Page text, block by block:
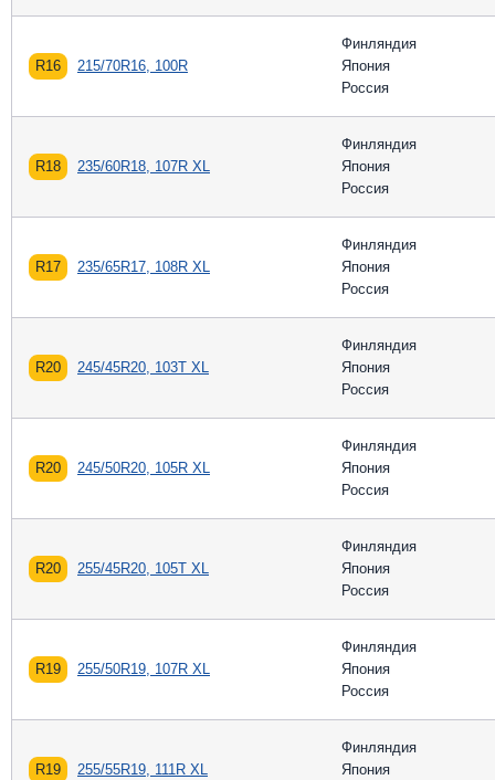
R16 215/70R16, 100R
Финляндия
Япония
Россия
R18 235/60R18, 107R XL
Финляндия
Япония
Россия
R17 235/65R17, 108R XL
Финляндия
Япония
Россия
R20 245/45R20, 103T XL
Финляндия
Япония
Россия
R20 245/50R20, 105R XL
Финляндия
Япония
Россия
R20 255/45R20, 105T XL
Финляндия
Япония
Россия
R19 255/50R19, 107R XL
Финляндия
Япония
Россия
R19 255/55R19, 111R XL
Финляндия
Япония